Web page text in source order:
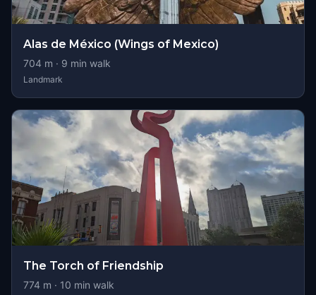
Alas de México (Wings of Mexico)
704 m · 9 min walk
Landmark
The Torch of Friendship
774 m · 10 min walk